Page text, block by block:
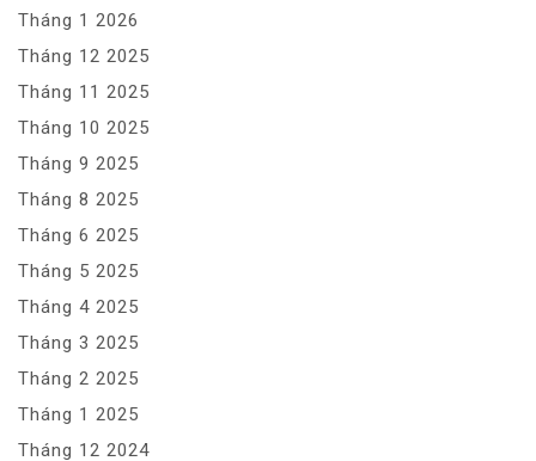
Tháng 1 2026
Tháng 12 2025
Tháng 11 2025
Tháng 10 2025
Tháng 9 2025
Tháng 8 2025
Tháng 6 2025
Tháng 5 2025
Tháng 4 2025
Tháng 3 2025
Tháng 2 2025
Tháng 1 2025
Tháng 12 2024